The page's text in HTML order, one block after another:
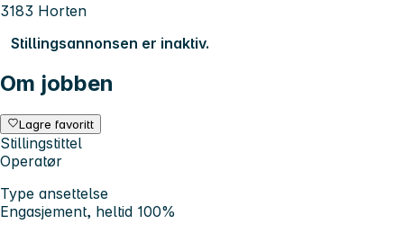
3183 Horten
Stillingsannonsen er inaktiv.
Om jobben
Lagre favoritt
Stillingstittel
Operatør
Type ansettelse
Engasjement, heltid 100%